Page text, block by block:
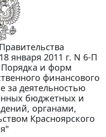
января 2011 г. N 6-П
и форм
финансового
за деятельностью
бюджетных и
органами,
Красноярского